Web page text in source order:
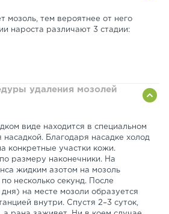
мозоль, тем вероятнее от него
нароста различают 3 стадии:
удаления мозолей
виде находится в специальном
насадкой. Благодаря насадке холод
конкретные участки кожи.
размеру наконечники. На
жидким азотом на мозоль
несколько секунд. После
на месте мозоли образуется
внутри. Спустя 2–3 суток,